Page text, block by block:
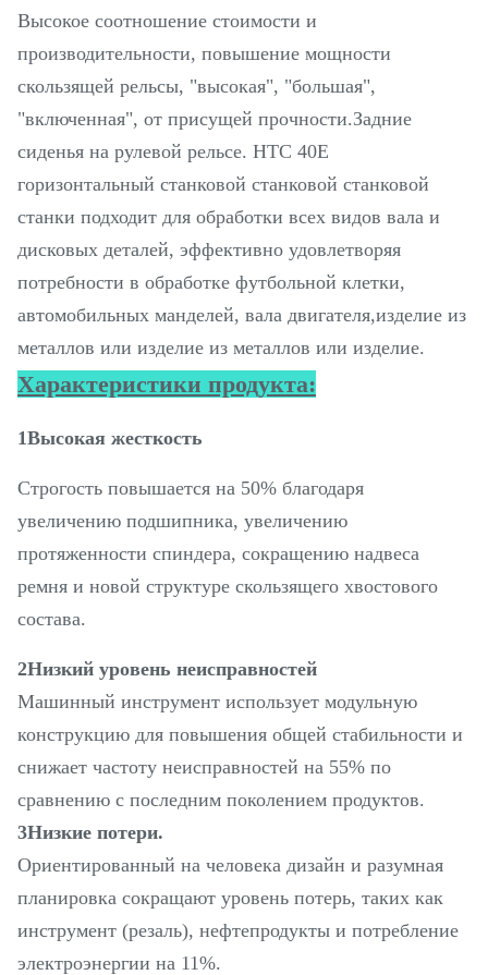
Высокое соотношение стоимости и
производительности, повышение мощности
скользящей рельсы, "высокая", "большая",
"включенная", от присущей прочности.Задние
сиденья на рулевой рельсе. HTC 40E
горизонтальный станковой станковой станковой
станки подходит для обработки всех видов вала и
дисковых деталей, эффективно удовлетворяя
потребности в обработке футбольной клетки,
автомобильных манделей, вала двигателя,изделие из
металлов или изделие из металлов или изделие.
Характеристики продукта:
1Высокая жесткость
Строгость повышается на 50% благодаря
увеличению подшипника, увеличению
протяженности спиндера, сокращению надвеса
ремня и новой структуре скользящего хвостового
состава.
2Низкий уровень неисправностей
Машинный инструмент использует модульную
конструкцию для повышения общей стабильности и
снижает частоту неисправностей на 55% по
сравнению с последним поколением продуктов.
3Низкие потери.
Ориентированный на человека дизайн и разумная
планировка сокращают уровень потерь, таких как
инструмент (резаль), нефтепродукты и потребление
электроэнергии на 11%.